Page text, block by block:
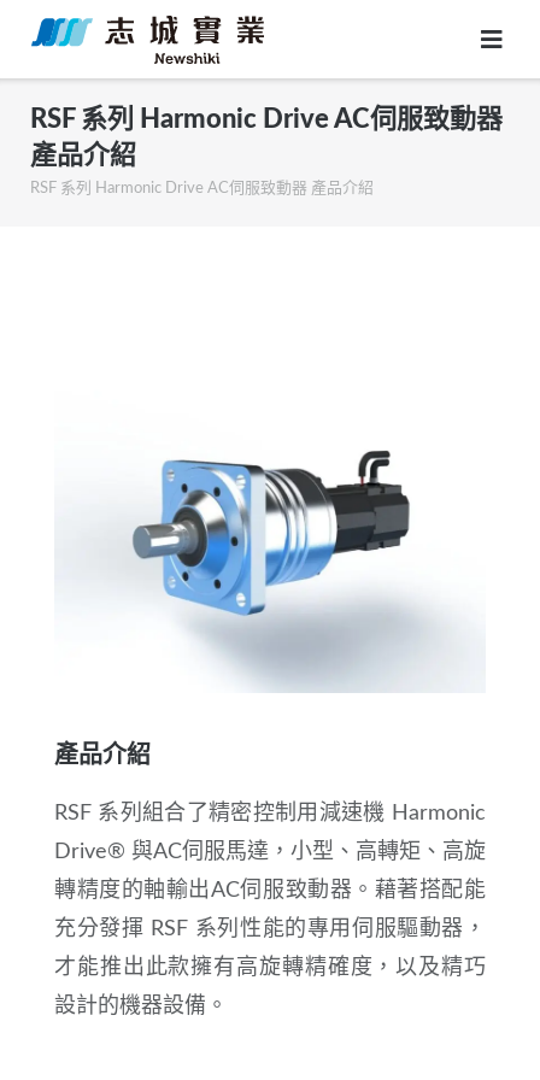
RSF 系列 Harmonic Drive AC伺服致動器
產品介紹
RSF 系列 Harmonic Drive AC伺服致動器 產品介紹
產品介紹
RSF 系列組合了精密控制用減速機 Harmonic
Drive® 與AC伺服馬達，小型、高轉矩、高旋
轉精度的軸輸出AC伺服致動器。藉著搭配能
充分發揮 RSF 系列性能的專用伺服驅動器，
才能推出此款擁有高旋轉精確度，以及精巧
設計的機器設備。